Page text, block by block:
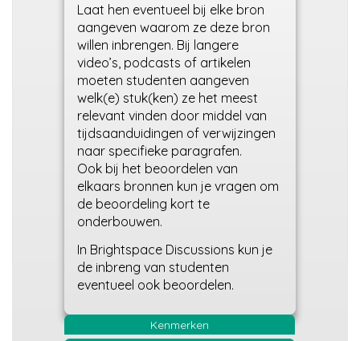
Laat hen eventueel bij elke bron
aangeven waarom ze deze bron
willen inbrengen. Bij langere
video’s, podcasts of artikelen
moeten studenten aangeven
welk(e) stuk(ken) ze het meest
relevant vinden door middel van
tijdsaanduidingen of verwijzingen
naar specifieke paragrafen.
Ook bij het beoordelen van
elkaars bronnen kun je vragen om
de beoordeling kort te
onderbouwen.
In Brightspace Discussions kun je
de inbreng van studenten
eventueel ook beoordelen.
Kenmerken